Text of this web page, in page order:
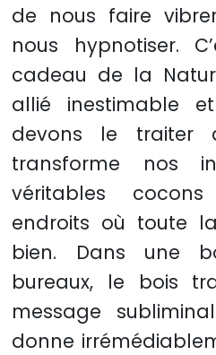
de nous faire
nous hypnotiser.
cadeau de la
allié inestimable
devons le traiter
transforme nos
véritables
endroits où toute
bien. Dans une
bureaux, le bois
message
donne